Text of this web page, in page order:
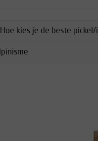
kies je de beste pickel/